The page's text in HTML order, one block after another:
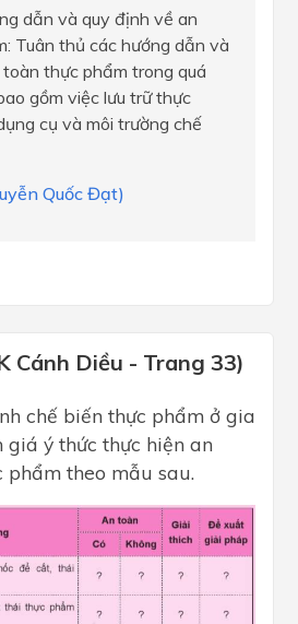
dẫn và quy định về an
Tuân thủ các hướng dẫn và
thực phẩm trong quá
gồm việc lưu trữ thực
cụ và môi trường chế
Quốc Đạt)
Cánh Diều - Trang 33)
chế biến thực phẩm ở gia
giá ý thức thực hiện an
phẩm theo mẫu sau.